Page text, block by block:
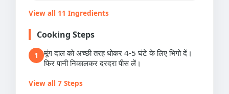
View all 11 Ingredients
Cooking Steps
1
मूंग दाल को अच्छी तरह धोकर 4-5 घंटे के लिए भिगो दें।
फिर पानी निकालकर दरदरा पीस लें।
View all 7 Steps